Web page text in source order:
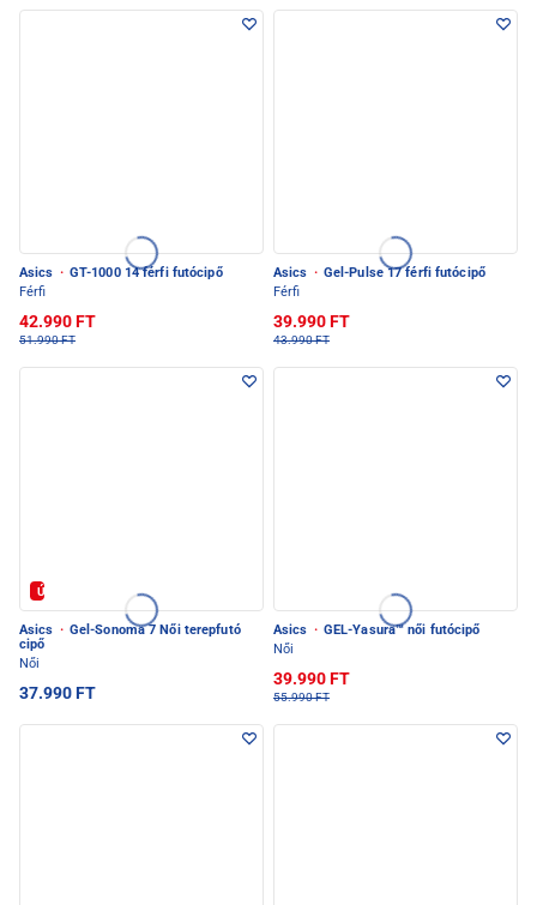
Asics · GT-1000 14 férfi futócipő
Férfi
42.990 FT
51.990 FT
Asics · Gel-Pulse 17 férfi futócipő
Férfi
39.990 FT
43.990 FT
Új
Asics · Gel-Sonoma 7 Női terepfutó
cipő
Női
37.990 FT
Asics · GEL-Yasura™ női futócipő
Női
39.990 FT
55.990 FT